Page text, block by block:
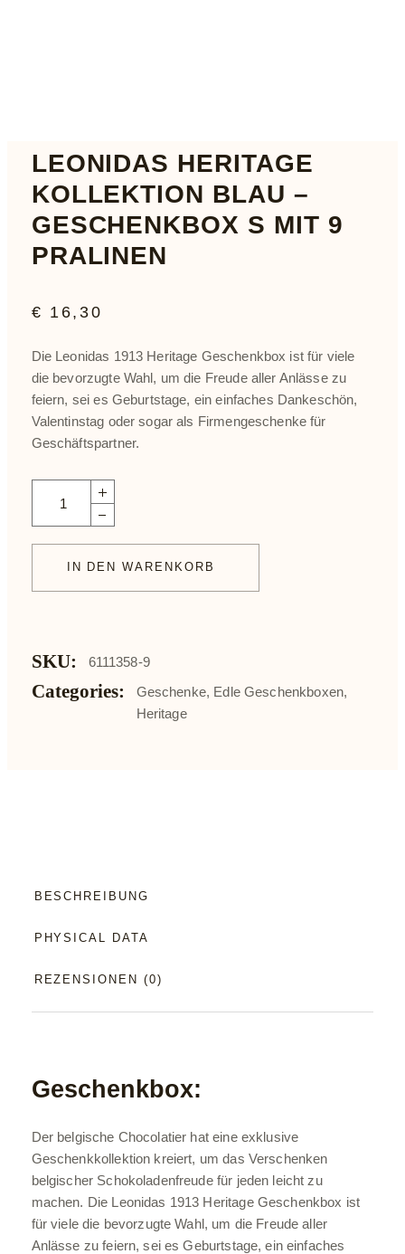
LEONIDAS HERITAGE
KOLLEKTION BLAU –
GESCHENKBOX S MIT 9
PRALINEN
€ 16,30
Die Leonidas 1913 Heritage Geschenkbox ist für viele
die bevorzugte Wahl, um die Freude aller Anlässe zu
feiern, sei es Geburtstage, ein einfaches Dankeschön,
Valentinstag oder sogar als Firmengeschenke für
Geschäftspartner.
Leonidas Heritage Kollektion Blau - Geschenkbox S mit 9
IN DEN WARENKORB
SKU: 6111358-9
Categories: Geschenke, Edle Geschenkboxen,
Heritage
BESCHREIBUNG
PHYSICAL DATA
REZENSIONEN (0)
Geschenkbox:
Der belgische Chocolatier hat eine exklusive
Geschenkkollektion kreiert, um das Verschenken
belgischer Schokoladenfreude für jeden leicht zu
machen. Die Leonidas 1913 Heritage Geschenkbox ist
für viele die bevorzugte Wahl, um die Freude aller
Anlässe zu feiern, sei es Geburtstage, ein einfaches